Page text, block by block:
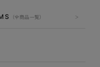
（全商品一覧）